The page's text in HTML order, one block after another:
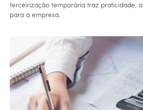
terceirização temporária traz praticidade,
para a empresa.